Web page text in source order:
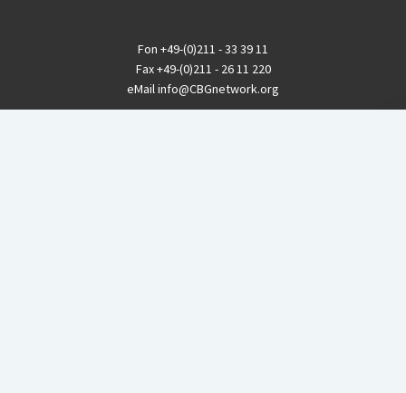
Fon +49-(0)211 - 33 39 11
Fax+49-(0)211 - 26 11 220
eMailinfo@CBGnetwork.org